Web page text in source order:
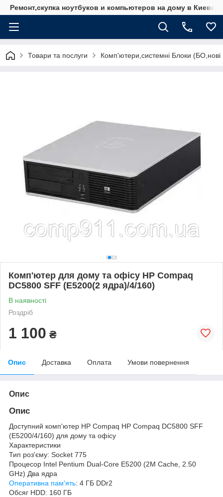
Ремонт,скупка ноутбуков и компьютеров на дому в Киеве
Товари та послуги Комп'ютери,системні Блоки (БО,нові
Комп'ютер для дому та офісу HP Compaq
DC5800 SFF (E5200(2 ядра)/4/160)
В наявності
Роздріб
1 100 ₴
Опис Доставка Оплата Умови повернення
Опис
Опис
Доступний комп'ютер HP Compaq HP Compaq DC5800 SFF
(E5200/4/160) для дому та офісу
Характеристики
Тип роз'єму: Socket 775
Процесор Intel Pentium Dual-Core E5200 (2M Cache, 2.50
GHz) Два ядра
Оперативна пам'ять: 4 ГБ DDr2
Обсяг HDD: 160 ГБ